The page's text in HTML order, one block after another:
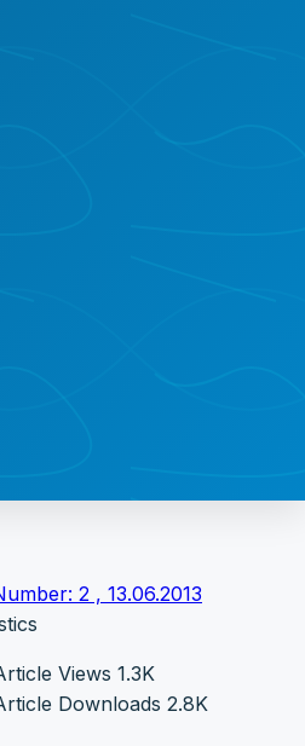
2 , 13.06.2013
Views 1.3K
Downloads 2.8K